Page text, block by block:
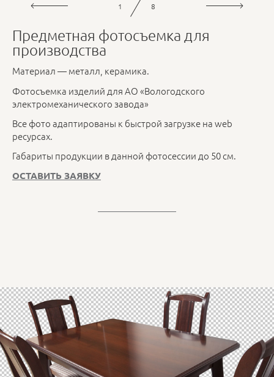
1 8
Предметная фотосъемка для
производства
Материал — металл, керамика.
Фотосъемка изделий для АО «Вологодского
электромеханического завода»
Все фото адаптированы к быстрой загрузке на web
ресурсах.
Габариты продукции в данной фотосессии до 50 см.
ОСТАВИТЬ ЗАЯВКУ